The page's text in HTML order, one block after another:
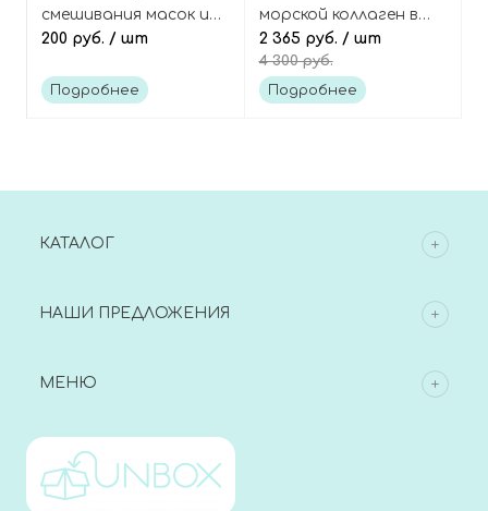
смешивания масок или
филлеров розовая
tools
200 руб. / шт
Подробнее
морской коллаген в
саше 60 шт
2 365 руб. / шт
4 300 руб.
Подробнее
КАТАЛОГ
НАШИ ПРЕДЛОЖЕНИЯ
МЕНЮ